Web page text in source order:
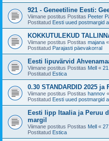
921 - Geneetiline Eesti:
Viimane postitus Postitas Peeter
Postitatud Eesti uued postmargid
KOKKUTULEKUD
Viimane postitus Postitas majana «
Postitatud Parajasti päevakorral
Eesti lipuvärvid
Viimane postitus Postitas Mell «
Postitatud Estica
0.30 STANDARDID 2025 ja
Viimane postitus Postitas hannov «
Postitatud Eesti uued postmargid
Eesti lipp Itaalia ja Peruu
margil
Viimane postitus Postitas Mell «
Postitatud Estica